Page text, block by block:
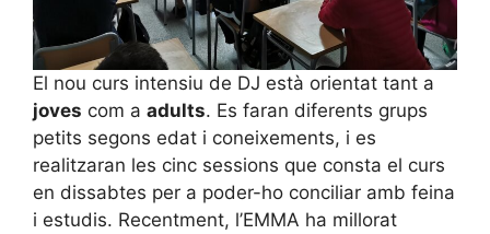
El nou curs intensiu de DJ està orientat tant a
joves com a adults. Es faran diferents grups
petits segons edat i coneixements, i es
realitzaran les cinc sessions que consta el curs
en dissabtes per a poder-ho conciliar amb feina
i estudis. Recentment, l’EMMA ha millorat